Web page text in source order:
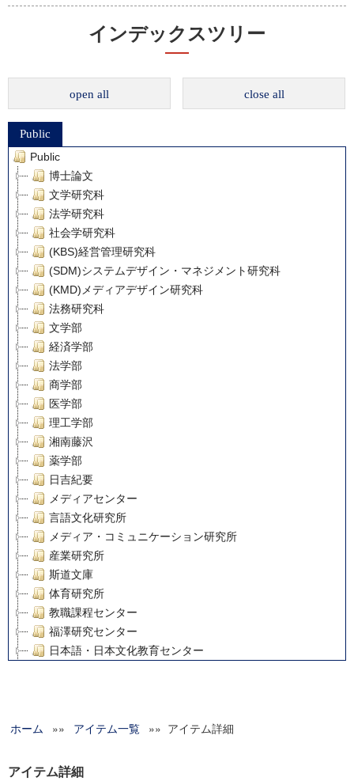
インデックスツリー
open all close all
Public
Public
博士論文
文学研究科
法学研究科
社会学研究科
(KBS)経営管理研究科
(SDM)システムデザイン・マネジメント研究科
(KMD)メディアデザイン研究科
法務研究科
文学部
経済学部
法学部
商学部
医学部
理工学部
湘南藤沢
薬学部
日吉紀要
メディアセンター
言語文化研究所
メディア・コミュニケーション研究所
産業研究所
斯道文庫
体育研究所
教職課程センター
福澤研究センター
日本語・日本文化教育センター
グローバルリサーチインスティテュート
科学研究費補助金研究成果報告書
ホーム »» アイテム一覧 »» アイテム詳細
アイテム詳細